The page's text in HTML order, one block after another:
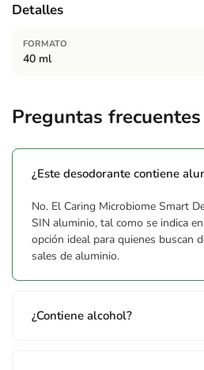
Detalles
FORMATO
40 ml
Preguntas frecuentes
¿Este desodorante contiene
No. El Caring Microbiome Smart
SIN aluminio, tal como se indica
opción ideal para quienes buscan
sales de aluminio.
¿Contiene alcohol?